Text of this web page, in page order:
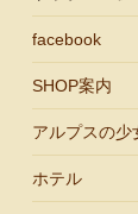
facebook
SHOP案内
アルプスの少
ホテル